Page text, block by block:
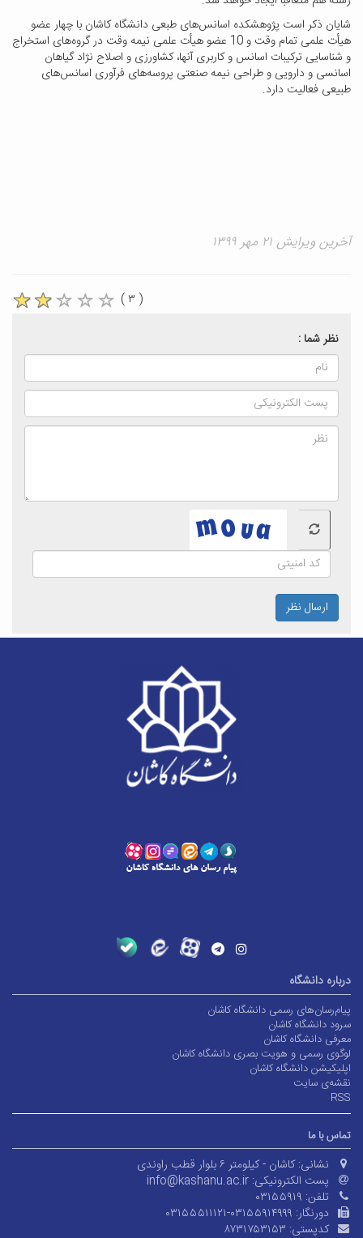
شایان ذکر است پژوهشکده اسانس‌های طبعی دانشگاه کاشان با چهار عضو
هیأت علمی تمام وقت و 10 عضو هیأت علمی نیمه وقت در گروه‌های استخراج
و شناسایی ترکیبات اسانس و کاربری آنها، کشاورزی و اصلاح نژاد گیاهان
اسانسی و دارویی و طراحی نیمه صنعتی پروسه‌های فرآوری اسانس‌های
طبیعی فعالیت دارد.
آخرین ویرایش ۲۱ مهر ۱۳۹۹
( ۳ )
نظر شما :
ارسال نظر
درباره دانشگاه
پیام‌رسان‌های رسمی دانشگاه کاشان
سرود دانشگاه کاشان
معرفی دانشگاه کاشان
لوگوی رسمی و هویت بصری دانشگاه کاشان
اپلیکیشن دانشگاه کاشان
نقشه‌ی سایت
RSS
تماس با ما
نشانی: کاشان - کیلومتر ۶ بلوار قطب راوندی
پست الکترونیکی: info@kashanu.ac.ir
تلفن: ۰۳۱۵۵۹۱۹
دورنگار: ۰۳۱۵۵۵۱۱۱۲۱-۰۳۱۵۵۹۱۴۹۹۹
کدپستی: ۸۷۳۱۷۵۳۱۵۳